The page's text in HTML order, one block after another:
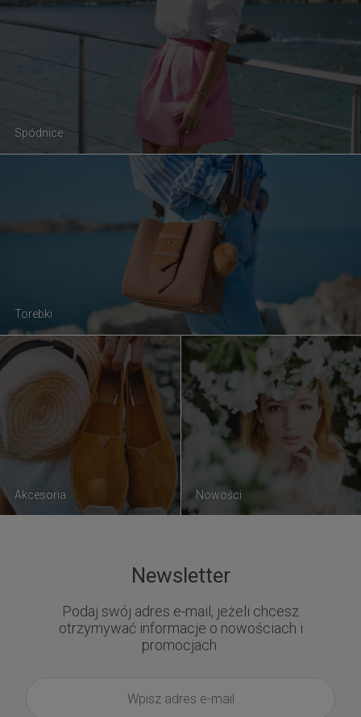
Spódnice
Torebki
Akcesoria Nowości
Newsletter
Podaj swój adres e-mail, jeżeli chcesz
otrzymywać informacje o nowościach i
promocjach.